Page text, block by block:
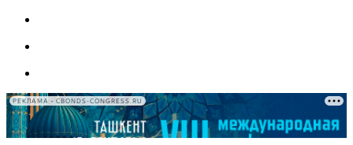
РЕКЛАМА • CBONDS-CONGRESS.RU